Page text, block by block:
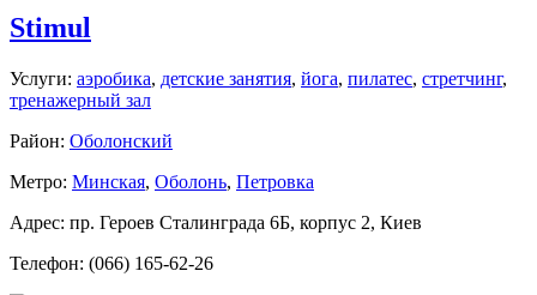
Stimul
Услуги: аэробика, детские занятия, йога, пилатес, стретчинг,
тренажерный зал
Район: Оболонский
Метро: Минская, Оболонь, Петровка
Адрес: пр. Героев Сталинграда 6Б, корпус 2, Киев
Телефон: (066) 165-62-26